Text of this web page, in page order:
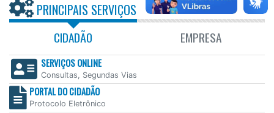
PRINCIPAIS SERVIÇOS
CIDADÃO EMPRESA
SERVIÇOS ONLINE
Consultas, Segundas Vias
PORTAL DO CIDADÃO
Protocolo Eletrônico